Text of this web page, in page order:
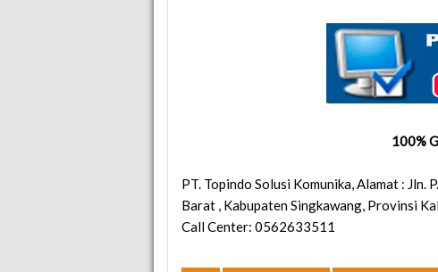
100%
PT. Topindo Solusi Komunika, Alamat : Jln.
Barat , Kabupaten Singkawang, Provinsi
Call Center: 0562633511